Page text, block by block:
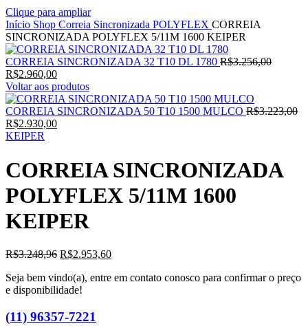
Clique para ampliar
Início Shop Correia Sincronizada POLYFLEX CORREIA
SINCRONIZADA POLYFLEX 5/11M 1600 KEIPER
CORREIA SINCRONIZADA 32 T10 DL 1780 R$3.256,00
R$2.960,00
Voltar aos produtos
CORREIA SINCRONIZADA 50 T10 1500 MULCO R$3.223,00
R$2.930,00
KEIPER
CORREIA SINCRONIZADA
POLYFLEX 5/11M 1600
KEIPER
R$3.248,96 R$2.953,60
Seja bem vindo(a), entre em contato conosco para confirmar o preço
e disponibilidade!
(11) 96357-7221